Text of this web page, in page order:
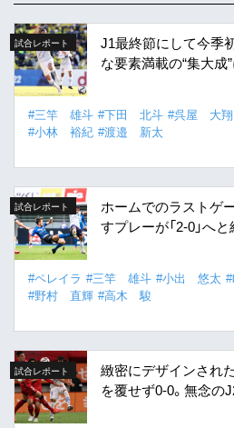
試合レポート
J1最終節にして今季
な要素満載の“集大成
#三竿 雄斗 #下田 北斗 #呉屋 大翔
#小林 裕紀 #渡邉 新太
試合レポート
ホームでのラストゲ
すプレーが「2-0」へ
#ペレイラ #三竿 雄斗 #小出 悠太
#野村 直輝 #高木 駿
試合レポート
緻密にデザインされ
を覆せず0-0。無念の